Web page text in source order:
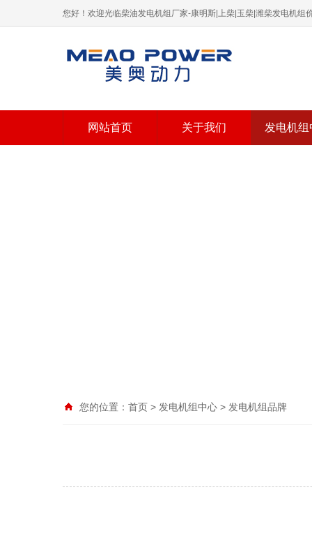
您好！欢迎光临柴油发电机组厂家-康明斯|上柴|玉柴|潍柴发电机
网站首页 关于我们 发电机组
您的位置： 首页 > 发电机组中心 > 发电机组品牌